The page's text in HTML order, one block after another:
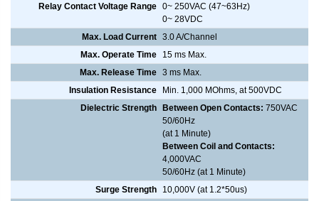
Relay Contact Voltage Range 0~ 250VAC (47~63Hz)
0~ 28VDC
Max. Load Current 3.0 A/Channel
Max. Operate Time
15 ms Max.
Max. Release Time 3 ms Max.
Insulation Resistance
Min. 1,000 MOhms, at 500VDC
Dielectric Strength Between Open Contacts: 750VAC
50/60Hz
(at 1 Minute)
Between Coil and Contacts:
4,000VAC
50/60Hz (at 1 Minute)
Surge Strength
10,000V (at 1.2*50us)